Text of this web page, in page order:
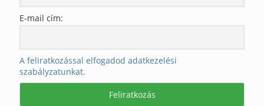
E-mail cím:
A feliratkozással elfogadod adatkezelési
szabályzatunkat.